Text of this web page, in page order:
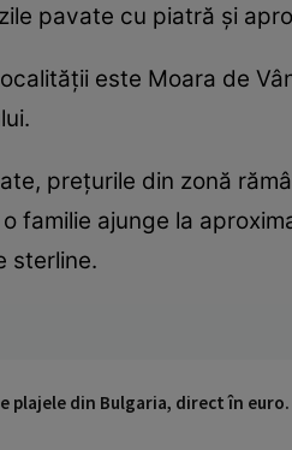
pavate cu piatră și
este Moara de
prețurile din zonă
familie ajunge la
sterline.
plajele din Bulgaria, direct în